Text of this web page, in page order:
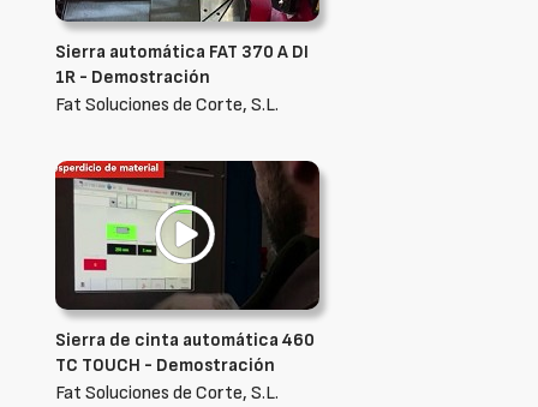
Sierra automática FAT 370 A DI
1R - Demostración
Fat Soluciones de Corte, S.L.
Sierra de cinta automática 460
TC TOUCH - Demostración
Fat Soluciones de Corte, S.L.